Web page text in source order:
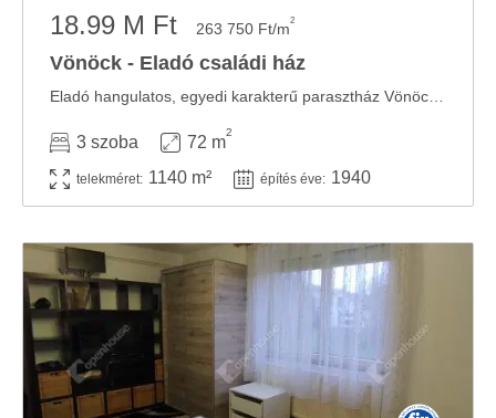
18.99 M Ft 263 750 Ft/m2
Vönöck - Eladó családi ház
3 szoba 72 m
2
telekméret: 1140 m² építés éve: 1940